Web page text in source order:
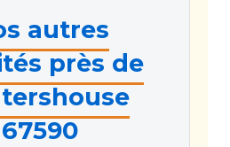
autres
près de
67590